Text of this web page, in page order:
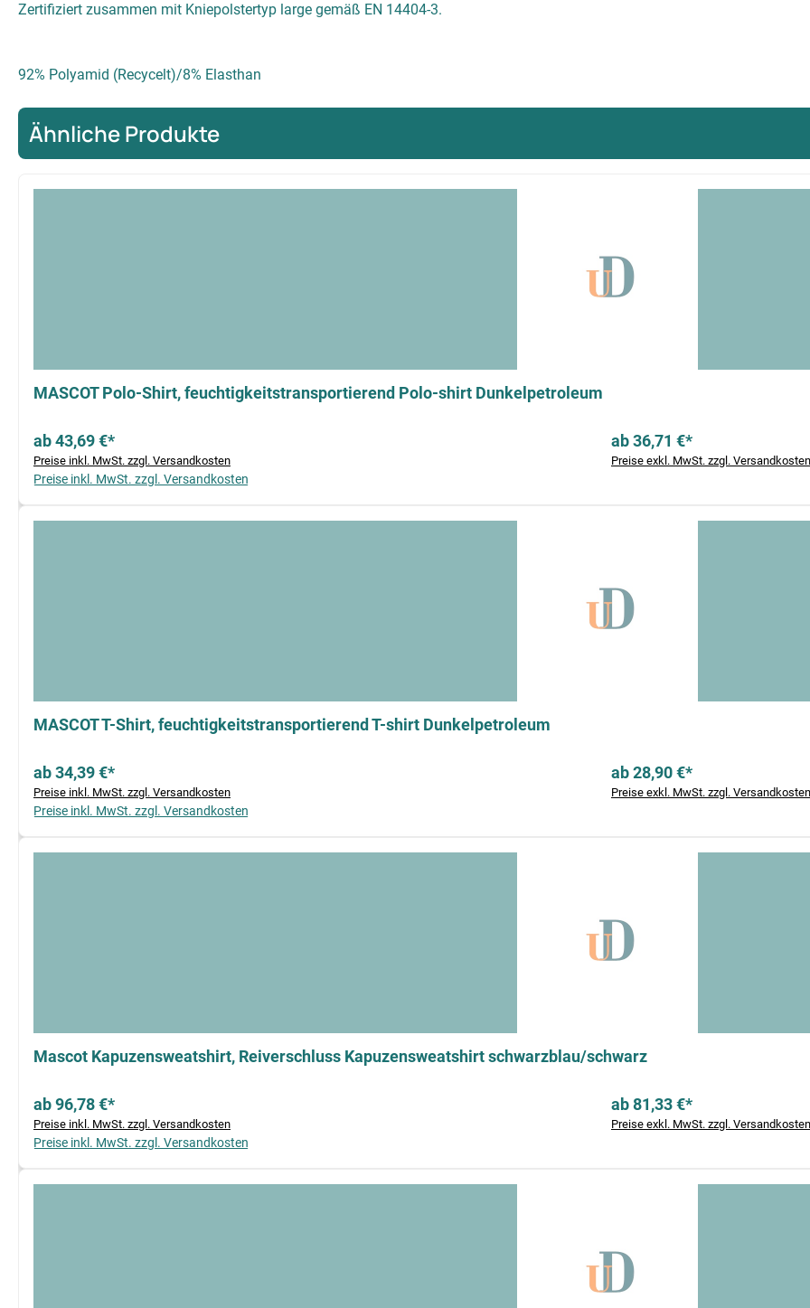
Zertifiziert zusammen mit Kniepolstertyp large gemäß EN 14404-3.
92% Polyamid (Recycelt)/8% Elasthan
Ähnliche Produkte
MASCOT Polo-Shirt, feuchtigkeitstransportierend Polo-shirt Dunkelpetroleum
ab 43,69 €*
Preise inkl. MwSt. zzgl. Versandkosten
ab 36,71 €*
Preise exkl. MwSt. zzgl. Versandkosten
Preise inkl. MwSt. zzgl. Versandkosten
MASCOT T-Shirt, feuchtigkeitstransportierend T-shirt Dunkelpetroleum
ab 34,39 €*
Preise inkl. MwSt. zzgl. Versandkosten
ab 28,90 €*
Preise exkl. MwSt. zzgl. Versandkosten
Preise inkl. MwSt. zzgl. Versandkosten
Mascot Kapuzensweatshirt, Reiverschluss Kapuzensweatshirt schwarzblau/schwarz
ab 96,78 €*
Preise inkl. MwSt. zzgl. Versandkosten
ab 81,33 €*
Preise exkl. MwSt. zzgl. Versandkosten
Preise inkl. MwSt. zzgl. Versandkosten